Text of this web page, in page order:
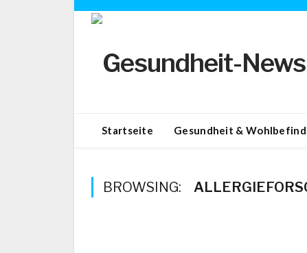
Startseite Gesundheit &
BROWSING: